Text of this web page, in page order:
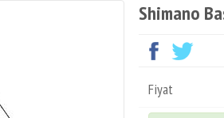
Shimano
Fiyat